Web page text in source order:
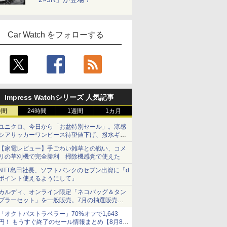
Car Watch をフォローする
Impress Watchシリーズ 人気記事
24時間 1週間 1カ月
ニクロ、今日から「お盆特別セール」。涼感
アサッカーワンピース待望値下げ、撥水ギア
ョーツは1990円に
家電レビュー】手ごわい雑草との戦い、コメ
の草刈機で完全勝利 掃除機感覚で使えた
島田社長、ソフトバンクのセブン出資に「d
イント使えるようにして」
ルディ、オンライン限定「ネコバッグ＆タン
ラーセット」を一般販売。7月の抽選販売の
選無効分
オクトパストラベラー」70%オフで1,643
！ もうすぐ終了のセール情報まとめ【8月8日